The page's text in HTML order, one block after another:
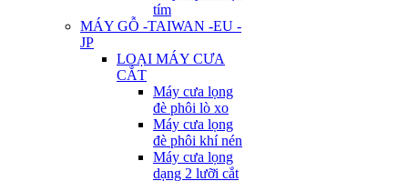
tím
MÁY GỖ -TAIWAN -EU -
JP
LOẠI MÁY CƯA
CẮT
Máy cưa lọng
đè phôi lò xo
Máy cưa lọng
đè phôi khí nén
Máy cưa lọng
dạng 2 lưỡi cắt